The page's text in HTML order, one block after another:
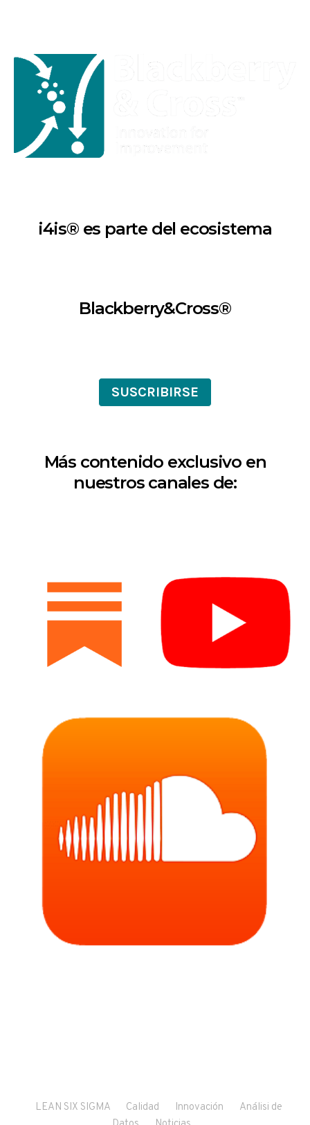
i4is® es parte del ecosistema
Blackberry&Cross®
SUSCRIBIRSE
Más contenido exclusivo en
nuestros canales de:
LEAN SIX SIGMA Calidad Innovación
Análisi de